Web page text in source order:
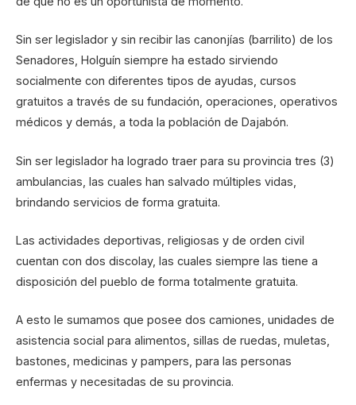
Sin ser legislador y sin recibir las canonjías (barrilito) de los
Senadores, Holguín siempre ha estado sirviendo
socialmente con diferentes tipos de ayudas, cursos
gratuitos a través de su fundación, operaciones, operativos
médicos y demás, a toda la población de Dajabón.
Sin ser legislador ha logrado traer para su provincia tres (3)
ambulancias, las cuales han salvado múltiples vidas,
brindando servicios de forma gratuita.
Las actividades deportivas, religiosas y de orden civil
cuentan con dos discolay, las cuales siempre las tiene a
disposición del pueblo de forma totalmente gratuita.
A esto le sumamos que posee dos camiones, unidades de
asistencia social para alimentos, sillas de ruedas, muletas,
bastones, medicinas y pampers, para las personas
enfermas y necesitadas de su provincia.